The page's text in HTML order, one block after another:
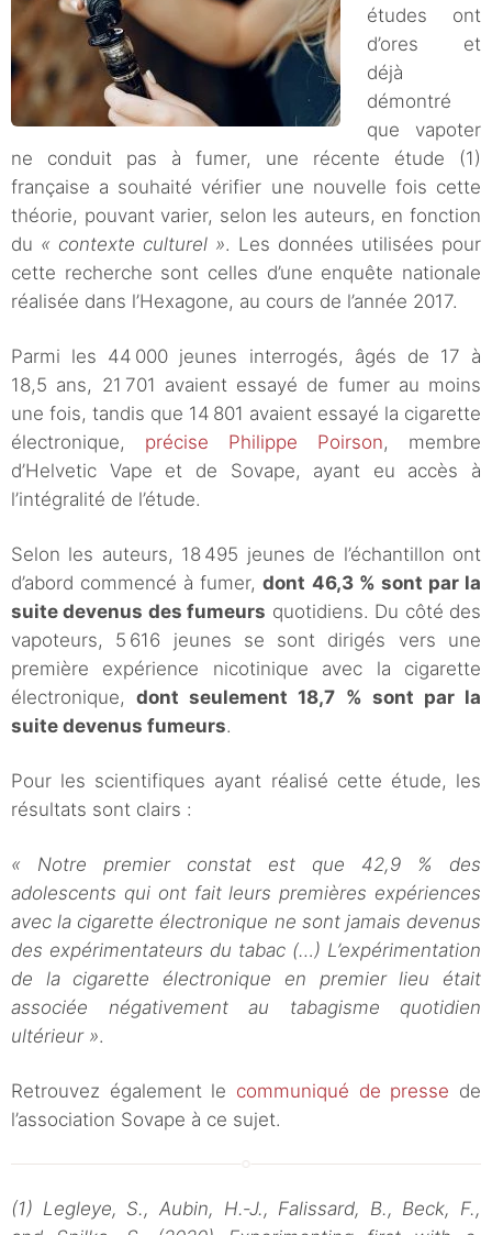
études ont
d’ores et
déjà
démontré
que vapoter
ne conduit pas à fumer, une récente étude (1)
française a souhaité vérifier une nouvelle fois cette
théorie, pouvant varier, selon les auteurs, en fonction
du « contexte culturel ». Les données utilisées pour
cette recherche sont celles d’une enquête nationale
réalisée dans l’Hexagone, au cours de l’année 2017.
Parmi les 44 000 jeunes interrogés, âgés de 17 à
18,5 ans, 21 701 avaient essayé de fumer au moins
une fois, tandis que 14 801 avaient essayé la cigarette
électronique, précise Philippe Poirson, membre
d’Helvetic Vape et de Sovape, ayant eu accès à
l’intégralité de l’étude.
Selon les auteurs, 18 495 jeunes de l’échantillon ont
d’abord commencé à fumer,dont 46,3 % sont par la
suite devenus des fumeurs quotidiens. Du côté des
vapoteurs, 5 616 jeunes se sont dirigés vers une
première expérience nicotinique avec la cigarette
électronique,dont seulement 18,7 % sont par la
suite devenus fumeurs.
Pour les scientifiques ayant réalisé cette étude, les
résultats sont clairs :
« Notre premier constat est que 42,9 % des
adolescents qui ont fait leurs premières expériences
avec la cigarette électronique ne sont jamais devenus
des expérimentateurs du tabac (…) L’expérimentation
de la cigarette électronique en premier lieu était
associée négativement au tabagisme quotidien
ultérieur ».
Retrouvez également le communiqué de presse de
l’association Sovape à ce sujet.
(1) Legleye, S., Aubin, H.‐J., Falissard, B., Beck, F.,